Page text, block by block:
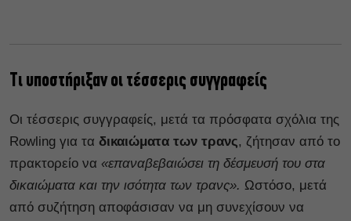
Τι υποστήριξαν οι τέσσερις συγγραφείς
Οι τέσσερις συγγραφείς, μετά τα πρόσφατα σχόλια της
Rowling για τα δικαιώματα των τρανς, ζήτησαν από το
πρακτορείο να «επαναβεβαιώσει τη δέσμευσή του στα
δικαιώματα και την ισότητα των τρανς». Ωστόσο, μετά
από συζήτηση αποφάσισαν να μη συνεχίσουν να